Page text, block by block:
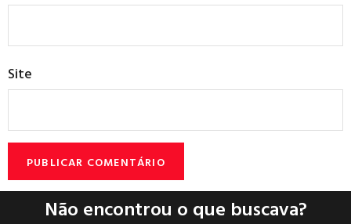
Site
Não encontrou o que buscava?